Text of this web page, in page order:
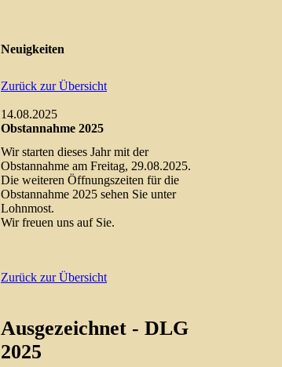
Neuigkeiten
Zurück zur Übersicht
14.08.2025
Obstannahme 2025
Wir starten dieses Jahr mit der
Obstannahme am Freitag, 29.08.2025.
Die weiteren Öffnungszeiten für die
Obstannahme 2025 sehen Sie unter
Lohnmost.
Wir freuen uns auf Sie.
Zurück zur Übersicht
Ausgezeichnet - DLG
2025